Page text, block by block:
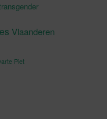
Vlaanderen
Piet